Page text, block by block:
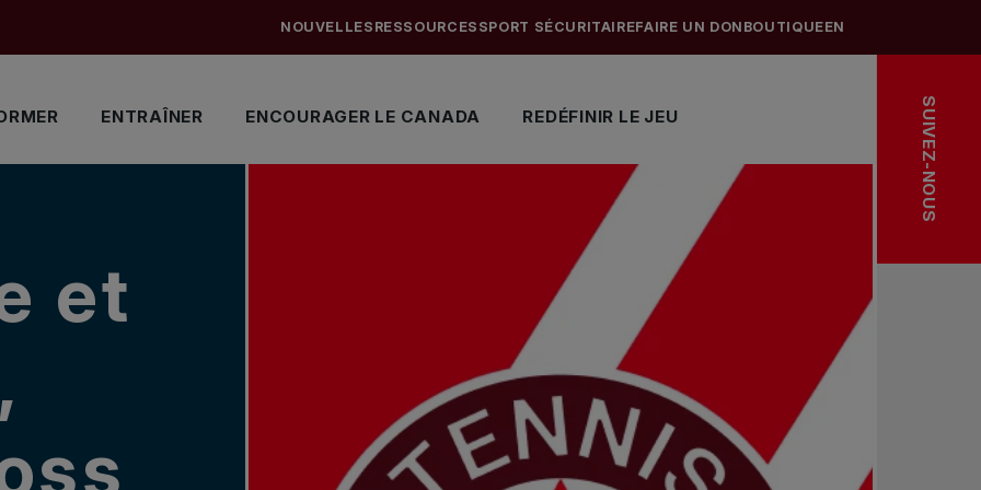
ENTRAÎNER ENCOURAGER LE CANADA REDÉFINIR LE JEU
NOUVELLES RESSOURCES SPORT SÉCURITAIREFAIRE UN DON BOUTIQUEEN
SUIVEZ-NOUS
et